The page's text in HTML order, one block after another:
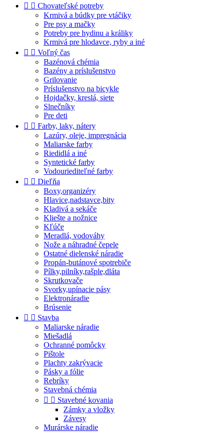
  Chovateľské potreby
Krmivá a búdky pre vtáčiky
Pre psy a mačky
Potreby pre hydinu a králiky
Krmivá pre hlodavce, ryby a iné
  Voľný čas
Bazénová chémia
Bazény a príslušenstvo
Grilovanie
Príslušenstvo na bicykle
Hojdačky, kreslá, siete
Slnečníky
Pre deti
  Farby, laky, nátery
Lazúry, oleje, impregnácia
Maliarske farby
Riedidlá a iné
Syntetické farby
Vodouriediteľné farby
  Dieľňa
Boxy,organizéry
Hlavice,nadstavce,bity
Kladivá a sekáče
Kliešte a nožnice
Kľúče
Meradlá, vodováhy
Nože a náhradné čepele
Ostatné dielenské náradie
Propán-butánové spotrebiče
Pílky,pilníky,rašple,dláta
Skrutkovače
Svorky,upínacie pásy
Elektronáradie
Brúsenie
  Stavba
Maliarske náradie
Miešadlá
Ochranné pomôcky
Pištole
Plachty zakrývacie
Pásky a fólie
Rebríky
Stavebná chémia
  Stavebné kovania
Zámky a vložky
Závesy
Murárske náradie